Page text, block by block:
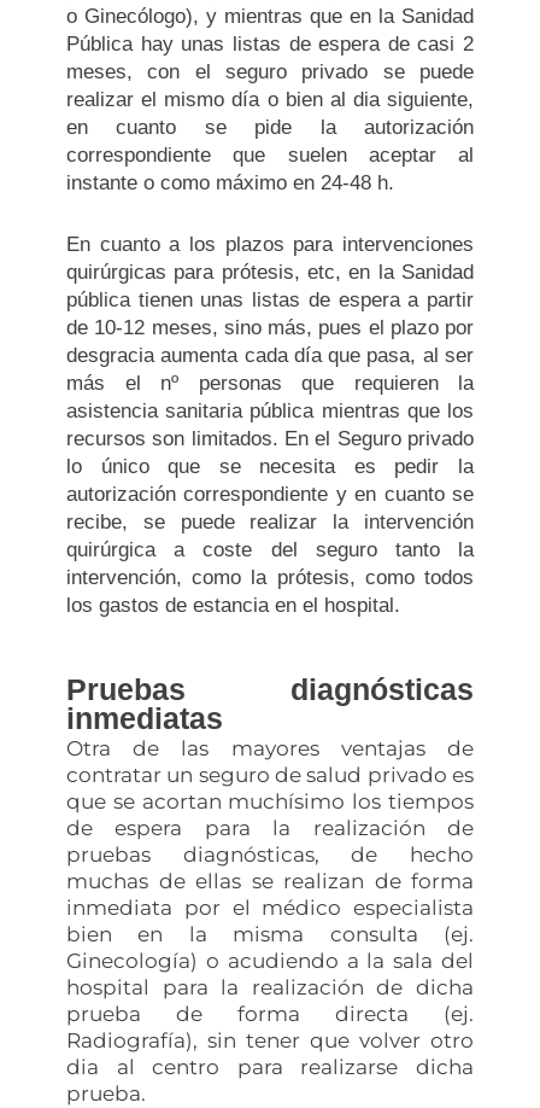
o Ginecólogo), y mientras que en la Sanidad
Pública hay unas listas de espera de casi 2
meses, con el seguro privado se puede
realizar el mismo día o bien al dia siguiente,
en cuanto se pide la autorización
correspondiente que suelen aceptar al
instante o como máximo en 24-48 h.
En cuanto a los plazos para intervenciones
quirúrgicas para prótesis, etc, en la Sanidad
pública tienen unas listas de espera a partir
de 10-12 meses, sino más, pues el plazo por
desgracia aumenta cada día que pasa, al ser
más el nº personas que requieren la
asistencia sanitaria pública mientras que los
recursos son limitados. En el Seguro privado
lo único que se necesita es pedir la
autorización correspondiente y en cuanto se
recibe, se puede realizar la intervención
quirúrgica a coste del seguro tanto la
intervención, como la prótesis, como todos
los gastos de estancia en el hospital.
Pruebas diagnósticas
inmediatas
Otra de las mayores ventajas de
contratar un seguro de salud privado es
que se acortan muchísimo los tiempos
de espera para la realización de
pruebas diagnósticas, de hecho
muchas de ellas se realizan de forma
inmediata por el médico especialista
bien en la misma consulta (ej.
Ginecología) o acudiendo a la sala del
hospital para la realización de dicha
prueba de forma directa (ej.
Radiografía), sin tener que volver otro
dia al centro para realizarse dicha
prueba.